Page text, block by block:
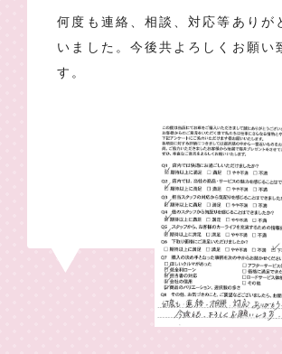
何度も連絡、相談、対応等ありが
いました。今後共よろしくお願い
す。